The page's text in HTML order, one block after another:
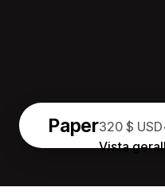
Paper
Vista geral
320 $ USD